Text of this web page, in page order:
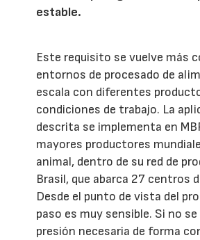
estable.
Este requisito se vuelve más
entornos de procesado de
escala con diferentes
condiciones de trabajo. La
descrita se implementa en
mayores productores
animal, dentro de su red de
Brasil, que abarca 27 centros
Desde el punto de vista del
paso es muy sensible. Si no
presión necesaria de forma